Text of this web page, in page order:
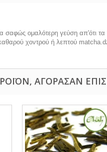
ομαλότερη γεύση απ'ότι
καθαρού χοντρού ή λεπτού
ΑΓΌΡΑΣΑΝ